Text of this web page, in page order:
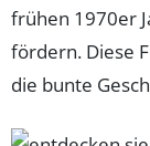
frühen 1970er
fördern. Diese
die bunte